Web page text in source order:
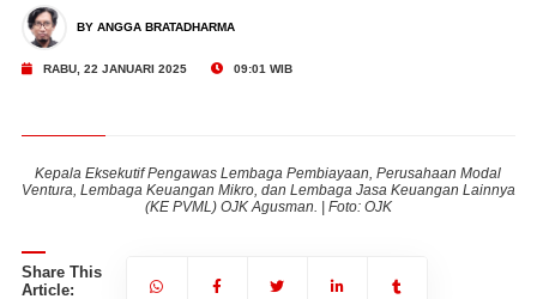
BY ANGGA BRATADHARMA
RABU, 22 JANUARI 2025 09:01 WIB
Kepala Eksekutif Pengawas Lembaga Pembiayaan, Perusahaan Modal
Ventura, Lembaga Keuangan Mikro, dan Lembaga Jasa Keuangan Lainnya
(KE PVML) OJK Agusman. | Foto: OJK
Share This
Article: